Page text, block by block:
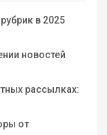
в 2025
новостей
рассылках:
от